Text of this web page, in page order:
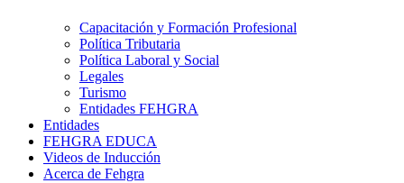
Capacitación y Formación Profesional
Política Tributaria
Política Laboral y Social
Legales
Turismo
Entidades FEHGRA
Entidades
FEHGRA EDUCA
Videos de Inducción
Acerca de Fehgra